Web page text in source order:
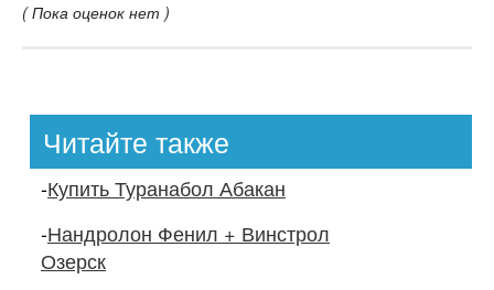
( Пока оценок нет )
Читайте также
-Купить Туранабол Абакан
-Нандролон Фенил + Винстрол
Озерск